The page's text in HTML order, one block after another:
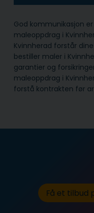
God kommunikasjon
maleoppdrag i
Kvinnherad forstår
bestiller maler i
garantier og
maleoppdrag i
forstå kontrakten før
Få et tilbud